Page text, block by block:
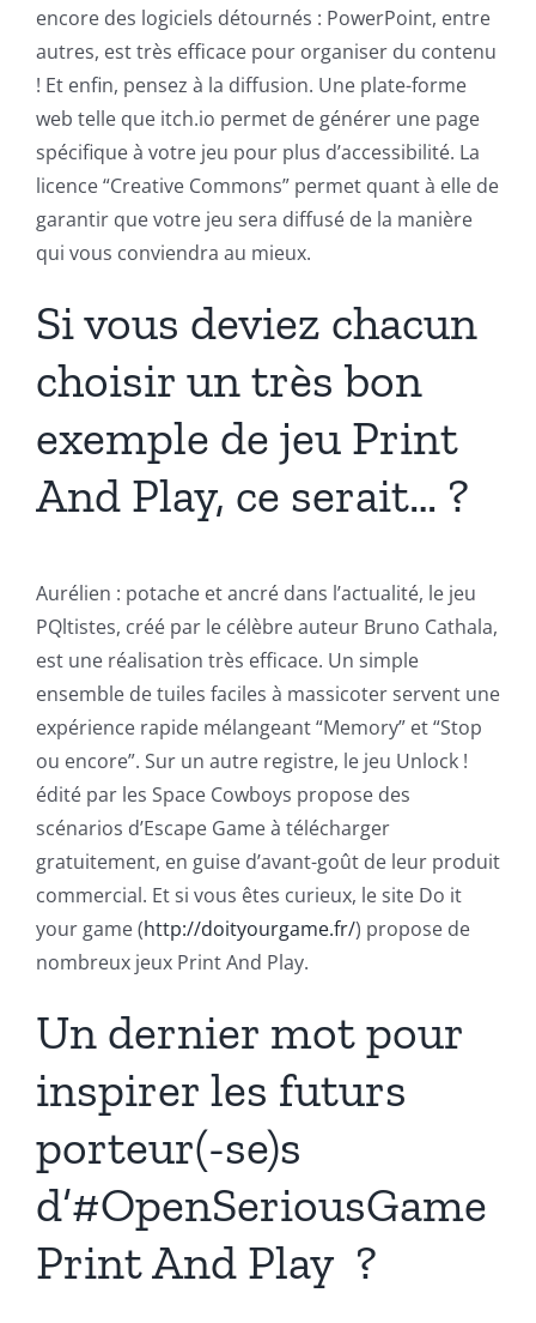
encore des logiciels détournés : PowerPoint, entre
autres, est très efficace pour organiser du contenu
! Et enfin, pensez à la diffusion. Une plate-forme
web telle que itch.io permet de générer une page
spécifique à votre jeu pour plus d’accessibilité. La
licence “Creative Commons” permet quant à elle de
garantir que votre jeu sera diffusé de la manière
qui vous conviendra au mieux.
Si vous deviez chacun
choisir un très bon
exemple de jeu Print
And Play, ce serait… ?
Aurélien : potache et ancré dans l’actualité, le jeu
PQltistes, créé par le célèbre auteur Bruno Cathala,
est une réalisation très efficace. Un simple
ensemble de tuiles faciles à massicoter servent une
expérience rapide mélangeant “Memory” et “Stop
ou encore”. Sur un autre registre, le jeu Unlock !
édité par les Space Cowboys propose des
scénarios d’Escape Game à télécharger
gratuitement, en guise d’avant-goût de leur produit
commercial. Et si vous êtes curieux, le site Do it
your game (http://doityourgame.fr/) propose de
nombreux jeux Print And Play.
Un dernier mot pour
inspirer les futurs
porteur(-se)s
d’#OpenSeriousGame
Print And Play ?